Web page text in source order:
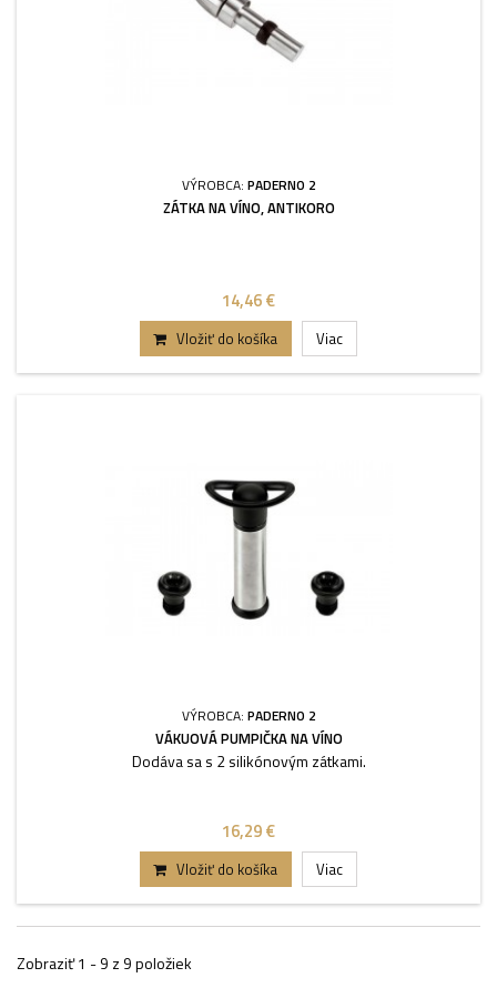
VÝROBCA: PADERNO 2
ZÁTKA NA VÍNO, ANTIKORO
14,46 €
Vložiť do košíka Viac
VÝROBCA: PADERNO 2
VÁKUOVÁ PUMPIČKA NA VÍNO
Dodáva sa s 2 silikónovým zátkami.
16,29 €
Vložiť do košíka Viac
Zobraziť 1 - 9 z 9 položiek